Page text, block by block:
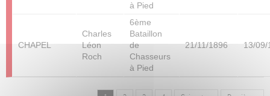
à Pied
CHAPEL
Charles
Léon
Roch
6ème
Bataillon
de
Chasseurs
à Pied
21/11/1896 13/09/